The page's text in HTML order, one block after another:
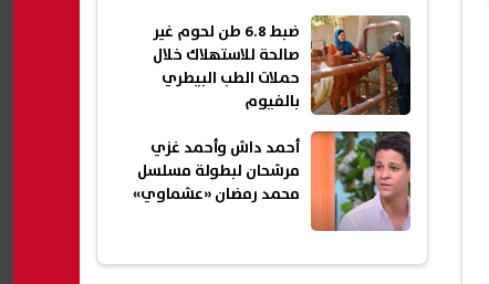
ضبط 6.8 طن لحوم غير
صالحة للاستهلاك خلال
حملات الطب البيطري
بالفيوم
أحمد داش وأحمد غزي
مرشحان لبطولة مسلسل
محمد رمضان «عشماوي»